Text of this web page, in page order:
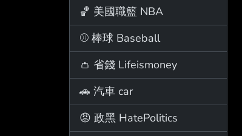
🏀 美國職籃 NBA
⚾ 棒球 Baseball
👛 省錢 Lifeismoney
🚗 汽車 car
😡 政黑 HatePolitics